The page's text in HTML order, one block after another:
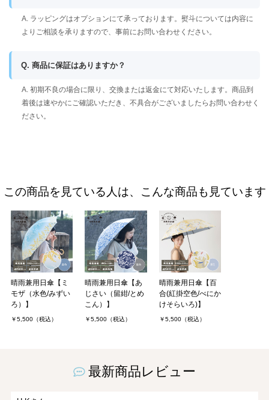
A. ラッピングはオプションにて承っております。熨斗については内容に
よりご相談を承りますので、事前にお問い合わせください。
Q. 商品に保証はありますか？
A. 初期不良の場合に限り、交換または返金にて対応いたします。商品到
着後は速やかにご確認いただき、不具合がございましたらお問い合わせく
ださい。
この商品を見ている人は、こんな商品も見ています
晴雨兼用日傘【ミ
モザ（水色/みずい
ろ）】
￥5,500（税込）
晴雨兼用日傘【あ
じさい（留紺/とめ
こん）】
￥5,500（税込）
晴雨兼用日傘【百
合(紅掛空色/べにか
けそらいろ)】
￥5,500（税込）
最新商品レビュー